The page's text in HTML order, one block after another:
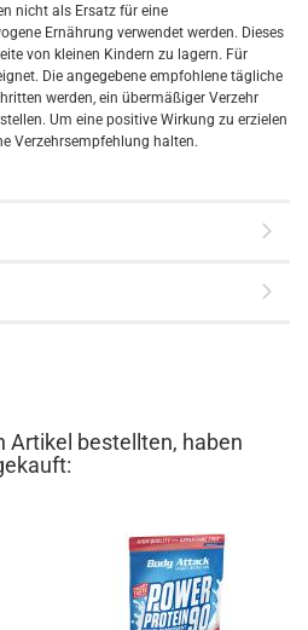
nicht als Ersatz für eine
Ernährung verwendet werden. Dieses
von kleinen Kindern zu lagern. Für
Die angegebene empfohlene tägliche
werden, ein übermäßiger Verzehr
Um eine positive Wirkung zu erzielen
Verzehrsempfehlung halten.
Artikel bestellten, haben